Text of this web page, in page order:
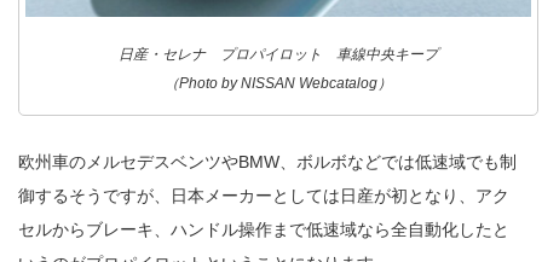
日産・セレナ プロパイロット 車線中央キープ
（Photo by NISSAN Webcatalog）
欧州車のメルセデスベンツやBMW、ボルボなどでは低速域でも制
御するそうですが、日本メーカーとしては日産が初となり、アク
セルからブレーキ、ハンドル操作まで低速域なら全自動化したと